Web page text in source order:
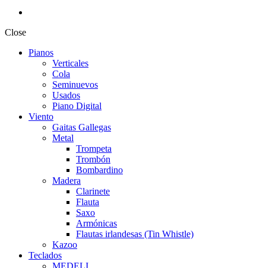
Close
Pianos
Verticales
Cola
Seminuevos
Usados
Piano Digital
Viento
Gaitas Gallegas
Metal
Trompeta
Trombón
Bombardino
Madera
Clarinete
Flauta
Saxo
Armónicas
Flautas irlandesas (Tin Whistle)
Kazoo
Teclados
MEDELI